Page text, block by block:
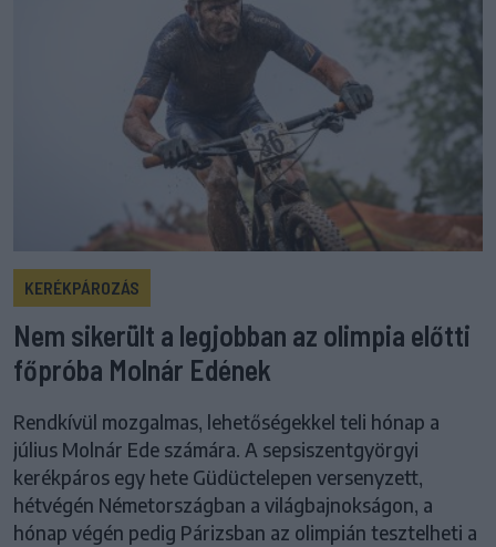
KERÉKPÁROZÁS
Nem sikerült a legjobban az olimpia előtti
főpróba Molnár Edének
Rendkívül mozgalmas, lehetőségekkel teli hónap a
július Molnár Ede számára. A sepsiszentgyörgyi
kerékpáros egy hete Güdüctelepen versenyzett,
hétvégén Németországban a világbajnokságon, a
hónap végén pedig Párizsban az olimpián tesztelheti a